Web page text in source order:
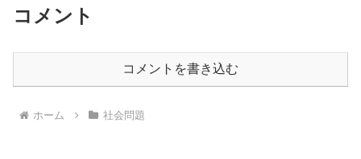
コメント
コメントを書き込む
ホーム 社会問題